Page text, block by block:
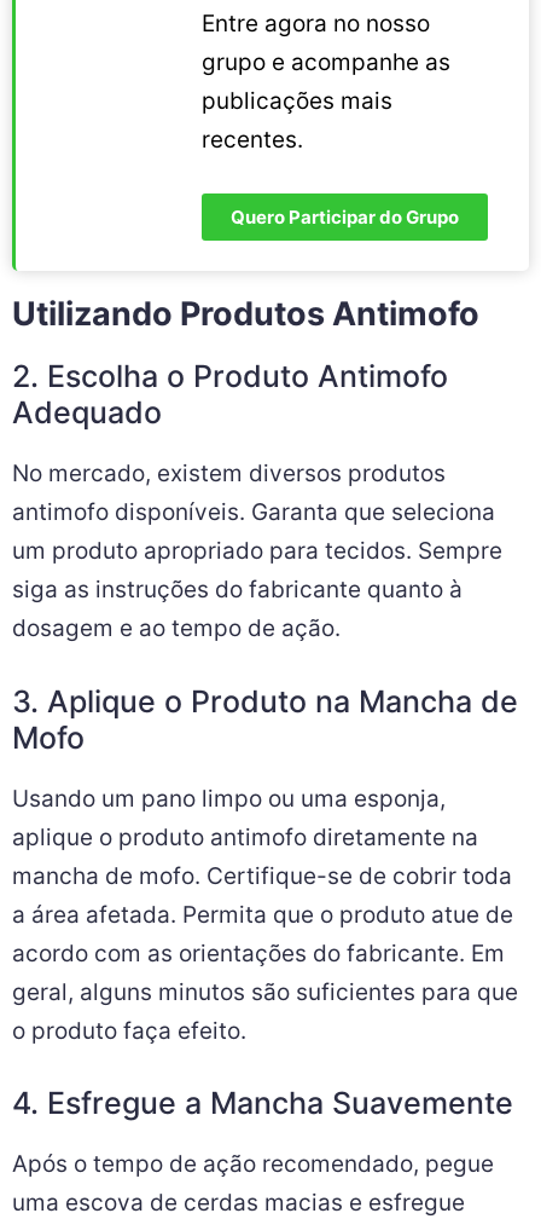
Entre agora no nosso
grupo e acompanhe as
publicações mais
recentes.
Quero Participar do Grupo
Utilizando Produtos Antimofo
2. Escolha o Produto Antimofo
Adequado
No mercado, existem diversos produtos
antimofo disponíveis. Garanta que seleciona
um produto apropriado para tecidos. Sempre
siga as instruções do fabricante quanto à
dosagem e ao tempo de ação.
3. Aplique o Produto na Mancha de
Mofo
Usando um pano limpo ou uma esponja,
aplique o produto antimofo diretamente na
mancha de mofo. Certifique-se de cobrir toda
a área afetada. Permita que o produto atue de
acordo com as orientações do fabricante. Em
geral, alguns minutos são suficientes para que
o produto faça efeito.
4. Esfregue a Mancha Suavemente
Após o tempo de ação recomendado, pegue
uma escova de cerdas macias e esfregue